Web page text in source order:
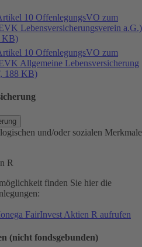
10 OffenlegungsVO zum
Lebensversicherungsverein a.G.)
KB)
10 OffenlegungsVO zum
Allgemeine Lebensversicherung
188 KB)
und/oder sozialen
R
finden Sie hier die
FairInvest Aktien R aufrufen
(nicht fondsgebunden)